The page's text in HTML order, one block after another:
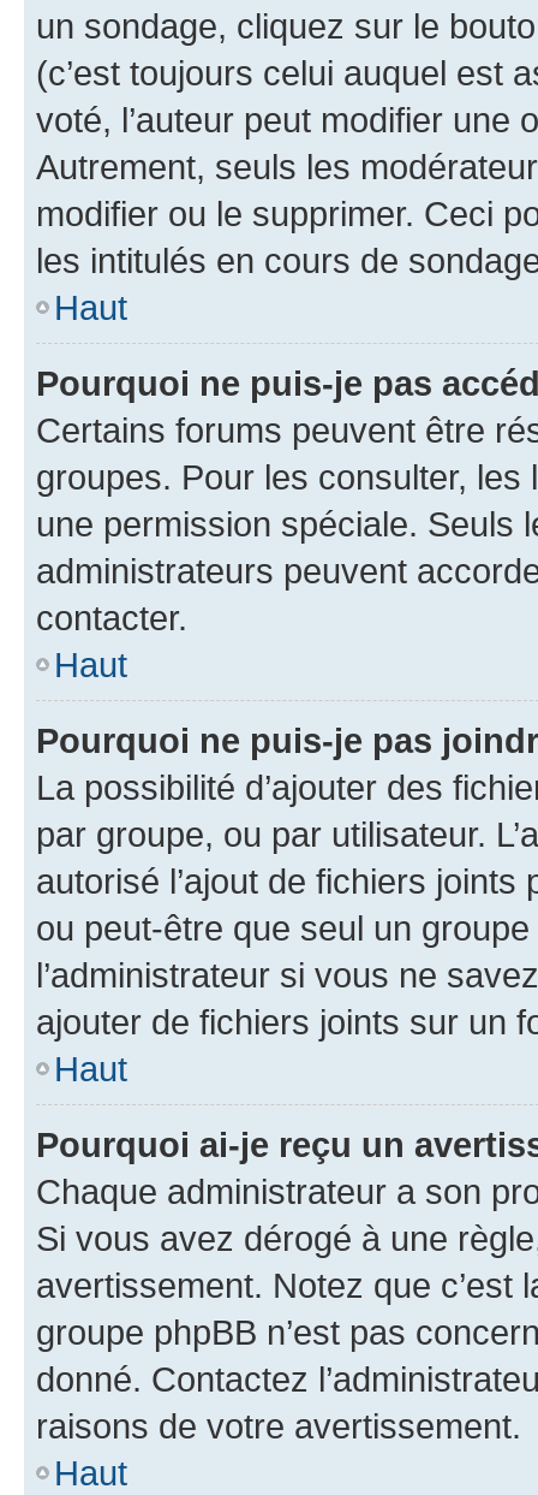
un sondage, cliquez sur le
(c’est toujours celui auquel est
voté, l’auteur peut modifier une
Autrement, seuls les
modifier ou le supprimer. Ceci
les intitulés en cours de
Haut
Pourquoi ne puis-je pas
Certains forums peuvent être
groupes. Pour les consulter,
une permission spéciale. Seuls
administrateurs peuvent
contacter.
Haut
Pourquoi ne puis-je pas
La possibilité d’ajouter des
par groupe, ou par utilisateur.
autorisé l’ajout de fichiers
ou peut-être que seul un
l’administrateur si vous ne
ajouter de fichiers joints sur un
Haut
Pourquoi ai-je reçu un
Chaque administrateur a son
Si vous avez dérogé à une
avertissement. Notez que c’est
groupe phpBB n’est pas
donné. Contactez
raisons de votre avertissement.
Haut